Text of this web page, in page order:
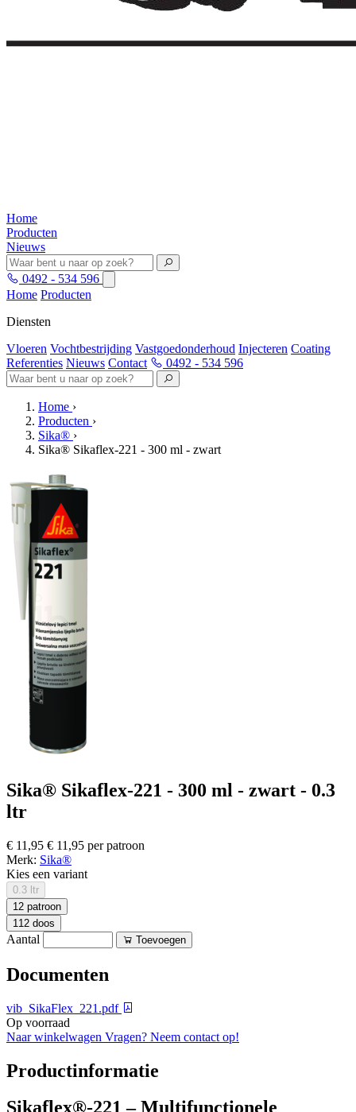
Home
Producten
Nieuws
0492 - 534 596
Home Producten
Diensten
Vloeren Vochtbestrijding Vastgoedonderhoud Injecteren Coating
Referenties Nieuws Contact 0492 - 534 596
Home ›
Producten ›
Sika® ›
Sika® Sikaflex-221 - 300 ml - zwart
Sika® Sikaflex-221 - 300 ml - zwart - 0.3
ltr
€ 11,95 € 11,95 per patroon
Merk: Sika®
Kies een variant
0.3 ltr
12 patroon
112 doos
Aantal Toevoegen
Documenten
vib_SikaFlex_221.pdf
Op voorraad
Naar winkelwagen Vragen? Neem contact op!
Productinformatie
Sikaflex®-221 – Multifunctionele